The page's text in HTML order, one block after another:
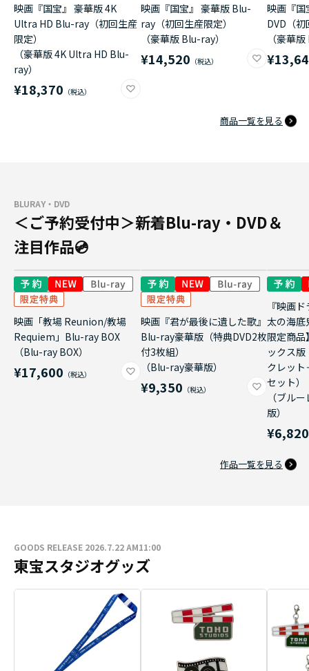
映画『国宝』 豪華版 4K
Ultra HD Blu-ray（初回生産
限定）
（豪華版 4K Ultra HD Blu-
ray）
¥18,370
映画『国宝』 豪華版 Blu-
ray（初回生産限定）
（豪華版 Blu-ray）
¥14,520
映画『国
DVD（
（豪華
商品一覧を見る
BLURAY・DVD
＜ご予約受付中＞新着Blu-ray・DVD＆
注目作品💿
映画「教場 Reunion/教場
Requiem」Blu-ray BOX
（Blu-ray BOX）
¥17,600
映画『君が最後に遺した歌』
Blu-ray豪華版（特典DVD2枚
付3枚組）
（Blu-ray豪華版）
¥9,350
『映画
太の海底
限定商品
ックス
クレッ
セット）
（ブル
版）
¥6,820
作品一覧を見る
GOODS RELEASE 2026.7.22 AM11:00
東宝スタジオグッズ